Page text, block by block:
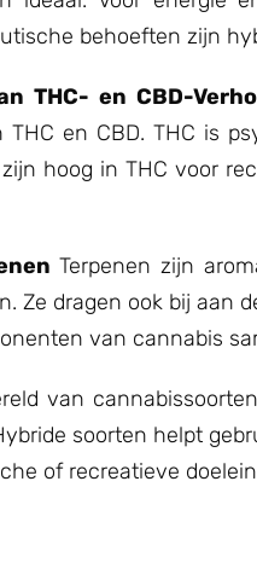
behoeften zijn
THC- en CBD-
en CBD. THC is
hoog in THC voor
Terpenen zijn
Ze dragen ook bij
van cannabis
van
soorten helpt
of recreatieve